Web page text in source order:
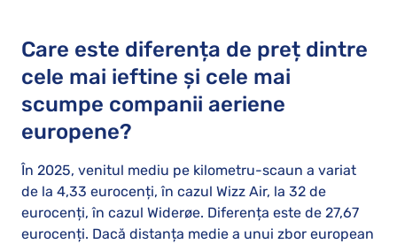
Care este diferența de preț dintre
cele mai ieftine și cele mai
scumpe companii aeriene
europene?
În 2025, venitul mediu pe kilometru-scaun a variat
de la 4,33 eurocenți, în cazul Wizz Air, la 32 de
eurocenți, în cazul Widerøe. Diferența este de 27,67
eurocenți. Dacă distanța medie a unui zbor european